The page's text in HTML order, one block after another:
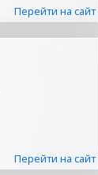
Перейти на сайт
Перейти на сайт